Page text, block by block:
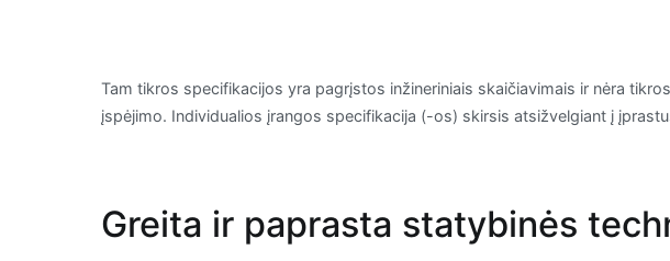
Tam tikros specifikacijos yra pagrįstos inžineriniais skaičiavimais ir nėra
įspėjimo. Individualios įrangos specifikacija (-os) skirsis atsižvelgiant į
Greita ir paprasta statybinės